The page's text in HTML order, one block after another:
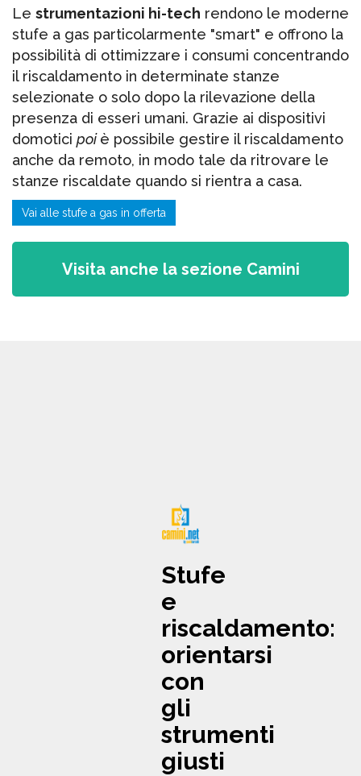
Le strumentazioni hi-tech rendono le moderne
stufe a gas particolarmente "smart" e offrono la
possibilità di ottimizzare i consumi concentrando
il riscaldamento in determinate stanze
selezionate o solo dopo la rilevazione della
presenza di esseri umani. Grazie ai dispositivi
domotici poiè possibile gestire il riscaldamento
anche da remoto, in modo tale da ritrovare le
stanze riscaldate quando si rientra a casa.
Vai alle stufe a gas in offerta
Visita anche la sezione Camini
Stufe
e
riscaldamento:
orientarsi
con
gli
strumenti
giusti